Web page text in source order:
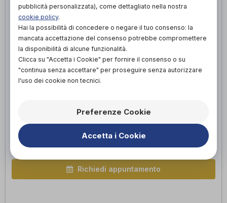
COLLANT SANITARIO COMPRESSIONE
GRADUATA
Il collant sanitario compressivo su misura è progettato per
o insufficienza venosa, e per coloro che desiderano prevenire
tali disturbi. Il collant sanitario compressivo fornisce una
compressione graduata su tutta la gamba, migliorando la
circolazione sanguigna e riducendo i disturbi venosi, ha una
vestibilità aderente e può essere indossato con calze o calzini.
Richiedi appuntamento
pubblicità personalizzata), come dettagliato nella nostra
cookie policy.
Hai la possibilità di concedere o negare il tuo consenso: la
mancata accettazione del consenso potrebbe compromettere
la disponibilità di alcune funzionalità.
Clicca su "Accetta i Cookie" per fornire il consenso o su
"continua senza accettare" per proseguire senza autorizzare
l'uso dei cookie non tecnici.
Preferenze Cookie
Accetta i Cookie